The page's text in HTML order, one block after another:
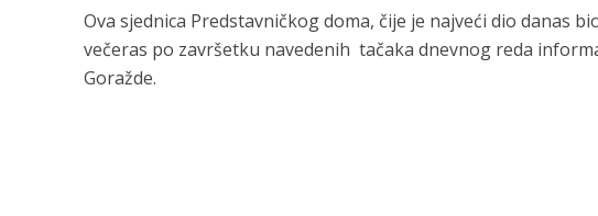
Ova sjednica Predstavničkog doma, čije je najveći dio danas
večeras po završetku navedenih tačaka dnevnog reda
Goražde.